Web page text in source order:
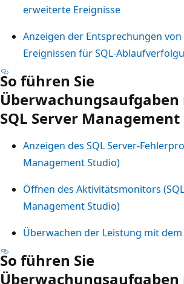
erweiterte Ereignisse
Anzeigen der Entsprechungen
Ereignissen für SQL-
So führen Sie
SQL Server
Anzeigen des SQL Server-
Management Studio)
Öffnen des Aktivitätsmonitors
Management Studio)
Überwachen der Leistung mit
So führen Sie